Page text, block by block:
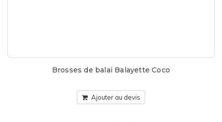
Brosses de balai Balayette Coco
Ajouter au devis